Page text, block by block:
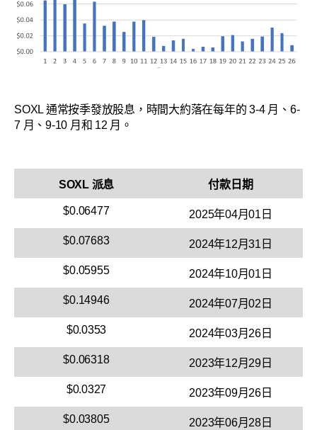
SOXL 通常按季發放股息，時間大約落在每年的 3-4 月、6-
7 月、9-10 月和 12 月。
SOXL 派息 付款日期
$0.06477 2025年04月01日
$0.07683 2024年12月31日
$0.05955 2024年10月01日
$0.14946 2024年07月02日
$0.0353 2024年03月26日
$0.06318 2023年12月29日
$0.0327 2023年09月26日
$0.03805 2023年06月28日